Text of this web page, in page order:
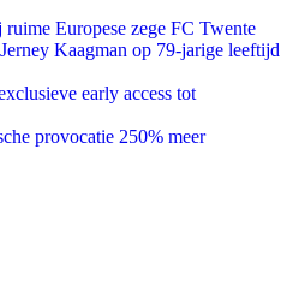
Europese zege FC Twente
Kaagman op 79-jarige leeftijd
early access tot
provocatie 250% meer